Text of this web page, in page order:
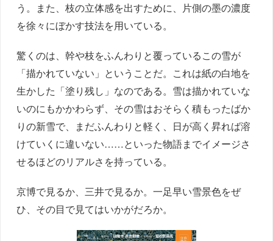
う。また、枝の立体感を出すために、片側の墨の濃度
を徐々にぼかす技法を用いている。
驚くのは、幹や枝をふんわりと覆っているこの雪が
「描かれていない」ということだ。これは紙の白地を
生かした「塗り残し」なのである。雪は描かれていな
いのにもかかわらず、その雪はおそらく積もったばか
りの新雪で、まだふんわりと軽く、日が高く昇れば溶
けていくに違いない……といった物語までイメージさ
せるほどのリアルさを持っている。
京博で見るか、三井で見るか。一足早い雪景色をぜ
ひ、その目で見てはいかがだろか。